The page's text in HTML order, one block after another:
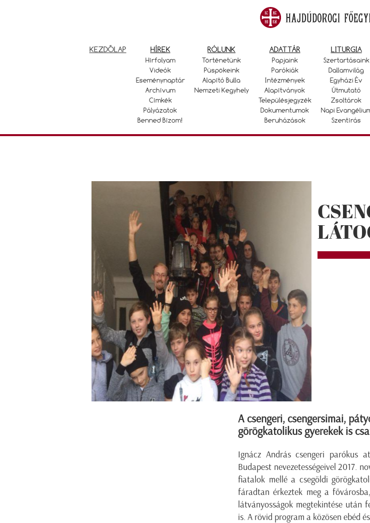
KEZDŐLAP HÍREK
Hírfolyam
Videók
Eseménynaptár
Archívum
Címkék
Pályázatok
Benned Bízom!
RÓLUNK
Történetünk
Püspökeink
Alapító Bulla
Nemzeti Kegyhely
ADATTÁR
Papjaink
Parókiák
Intézmények
Alapítványok
Településjegyzék
Dokumentumok
Beruházások
LITURGIA
Szertartásaink
Dallamvilág
Egyházi Év
Útmutató
Zsoltárok
Napi
Szentírás
A csengeri, csengersimai,
görögkatolikus gyerekek is
Ignácz András csengeri parókus
Budapest nevezetességeivel 2017.
fiatalok mellé a csegöldi
fáradtan érkeztek meg a
látványosságok megtekintése után
is. A rövid program a közösen ebéd